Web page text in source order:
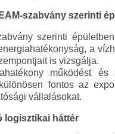
szabvány szerinti
szerinti
a
is vizsgálja.
működést
fontos az
vállalásokat.
logisztikai háttér